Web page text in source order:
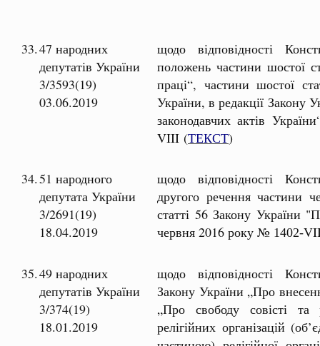
33.47 народних
депутатів України
3/3593(19)
03.06.2019
щодо відповідності
положень частини шостої
праці“, частини шостої
України, в редакції Закону
законодавчих актів
VIII (ТЕКСТ)
34.51 народного
депутата України
3/2691(19)
18.04.2019
щодо відповідності
другого речення частини
статті 56 Закону України
червня 2016 року № 1402-
35.49 народних
депутатів України
3/374(19)
18.01.2019
щодо відповідності
Закону України „Про
„Про свободу совісті та
релігійних організацій